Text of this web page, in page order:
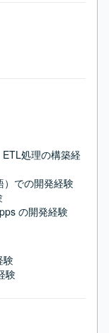
ETL処理の構築経
）での開発経験
の開発経験
験
験